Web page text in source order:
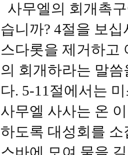
사무엘의 회개촉
습니까? 4절을 보
스다롯을 제거하고
의 회개하라는 말
다. 5-11절에서는
사무엘 사사는 온
하도록 대성회를